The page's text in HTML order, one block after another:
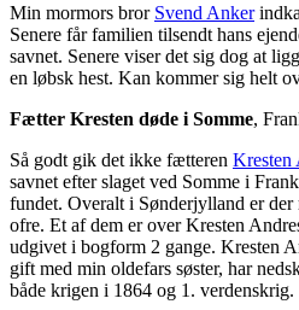
Min mormors bror Svend Anker
Senere får familien tilsendt hans
savnet. Senere viser det sig dog at
en løbsk hest. Kan kommer sig helt
Fætter Kresten døde i Somme,
Så godt gik det ikke fætteren Kresten
savnet efter slaget ved Somme i
fundet. Overalt i Sønderjylland er
ofre. Et af dem er over Kresten
udgivet i bogform 2 gange. Kresten
gift med min oldefars søster, har
både krigen i 1864 og 1. verdenskrig.